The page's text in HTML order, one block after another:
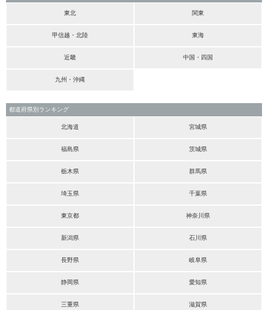
東北 関東
甲信越・北陸 東海
近畿 中国・四国
九州・沖縄
都道府県別ランキング
北海道 宮城県
福島県 茨城県
栃木県 群馬県
埼玉県 千葉県
東京都 神奈川県
新潟県 石川県
長野県 岐阜県
静岡県 愛知県
三重県 滋賀県